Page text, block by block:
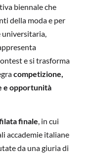
biennale che
della moda e per
universitaria,
e si trasforma
competizione,
e opportunità
finale, in cui
accademie italiane
da una giuria di